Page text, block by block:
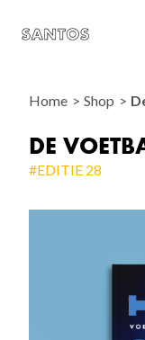
Home Shop
DE
#EDITIE 28